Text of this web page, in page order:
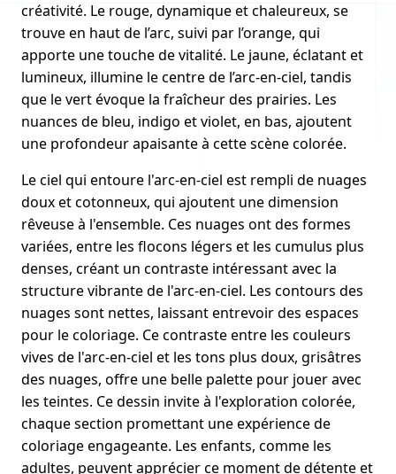
créativité. Le rouge, dynamique et chaleureux, se
trouve en haut de l’arc, suivi par l’orange, qui
apporte une touche de vitalité. Le jaune, éclatant et
lumineux, illumine le centre de l’arc-en-ciel, tandis
que le vert évoque la fraîcheur des prairies. Les
nuances de bleu, indigo et violet, en bas, ajoutent
une profondeur apaisante à cette scène colorée.
Le ciel qui entoure l'arc-en-ciel est rempli de nuages
doux et cotonneux, qui ajoutent une dimension
rêveuse à l'ensemble. Ces nuages ont des formes
variées, entre les flocons légers et les cumulus plus
denses, créant un contraste intéressant avec la
structure vibrante de l'arc-en-ciel. Les contours des
nuages sont nettes, laissant entrevoir des espaces
pour le coloriage. Ce contraste entre les couleurs
vives de l'arc-en-ciel et les tons plus doux, grisâtres
des nuages, offre une belle palette pour jouer avec
les teintes. Ce dessin invite à l'exploration colorée,
chaque section promettant une expérience de
coloriage engageante. Les enfants, comme les
adultes, peuvent apprécier ce moment de détente et